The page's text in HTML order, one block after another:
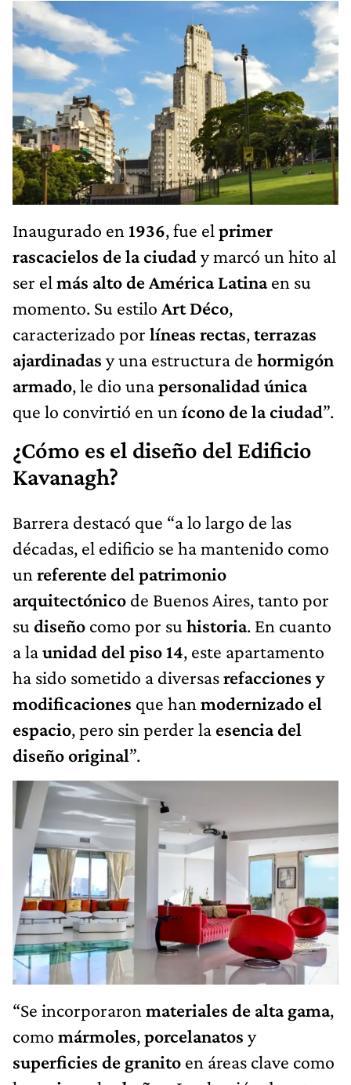
Inaugurado en 1936, fue el primer
rascacielos de la ciudady marcó un hito al
ser el más alto de América Latinaen su
momento. Su estilo Art Déco,
caracterizado por líneas rectas,terrazas
ajardinadas y una estructura de hormigón
armado, le dio unapersonalidad única
que lo convirtió en un ícono de la ciudad”.
¿Cómo es el diseño del Edificio
Kavanagh?
Barrera destacó que “a lo largo de las
décadas, el edificio se ha mantenido como
un referente del patrimonio
arquitectónico de Buenos Aires, tanto por
su diseño como por su historia. En cuanto
a launidad del piso 14, este apartamento
ha sido sometido a diversasrefacciones y
modificaciones que han modernizado el
espacio, pero sin perder la esencia del
diseño original”.
“Se incorporaron materiales de alta gama,
como mármoles,porcelanatos y
superficies de granito en áreas clave como